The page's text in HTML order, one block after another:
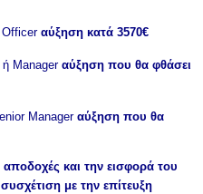
αύξηση κατά 3570€
Manager αύξηση που θα φθάσει
Manager αύξηση που θα
και την εισφορά του
με την επίτευξη